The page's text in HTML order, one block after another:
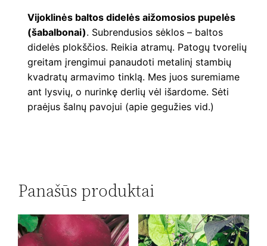
Vijoklinės baltos didelės aižomosios pupelės
(šabalbonai). Subrendusios sėklos – baltos
didelės plokščios. Reikia atramų. Patogų tvorelių
greitam įrengimui panaudoti metalinį stambių
kvadratų armavimo tinklą. Mes juos suremiame
ant lysvių, o nurinkę derlių vėl išardome. Sėti
praėjus šalnų pavojui (apie gegužies vid.)
Panašūs produktai